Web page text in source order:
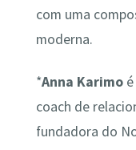
com uma
moderna.
*Anna Karimoé
coach de
fundadora do